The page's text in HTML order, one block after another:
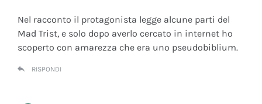
Nel racconto il protagonista legge alcune parti del
Mad Trist, e solo dopo averlo cercato in internet ho
scoperto con amarezza che era uno pseudobiblium.
RISPONDI